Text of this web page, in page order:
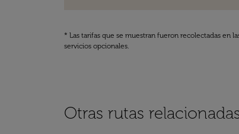
* Las tarifas que se muestran fueron recolectadas en
servicios opcionales.
Otras rutas